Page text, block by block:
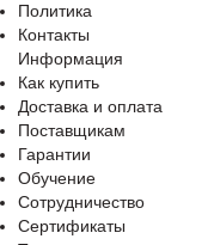
Политика
Контакты
Информация
Как купить
Доставка и оплата
Поставщикам
Гарантии
Обучение
Сотрудничество
Сертификаты